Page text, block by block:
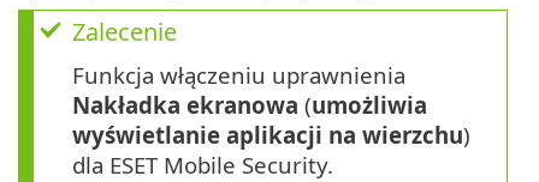
Zalecenie
Funkcja włączeniu uprawnienia
Nakładka ekranowa (umożliwia
wyświetlanie aplikacji na wierzchu)
dla ESET Mobile Security.